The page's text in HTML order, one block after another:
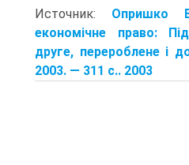
Источник: Опришко
економічне право:
друге, перероблене і
2003. — 311 с.. 2003